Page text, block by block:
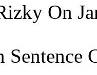
On
Sentence